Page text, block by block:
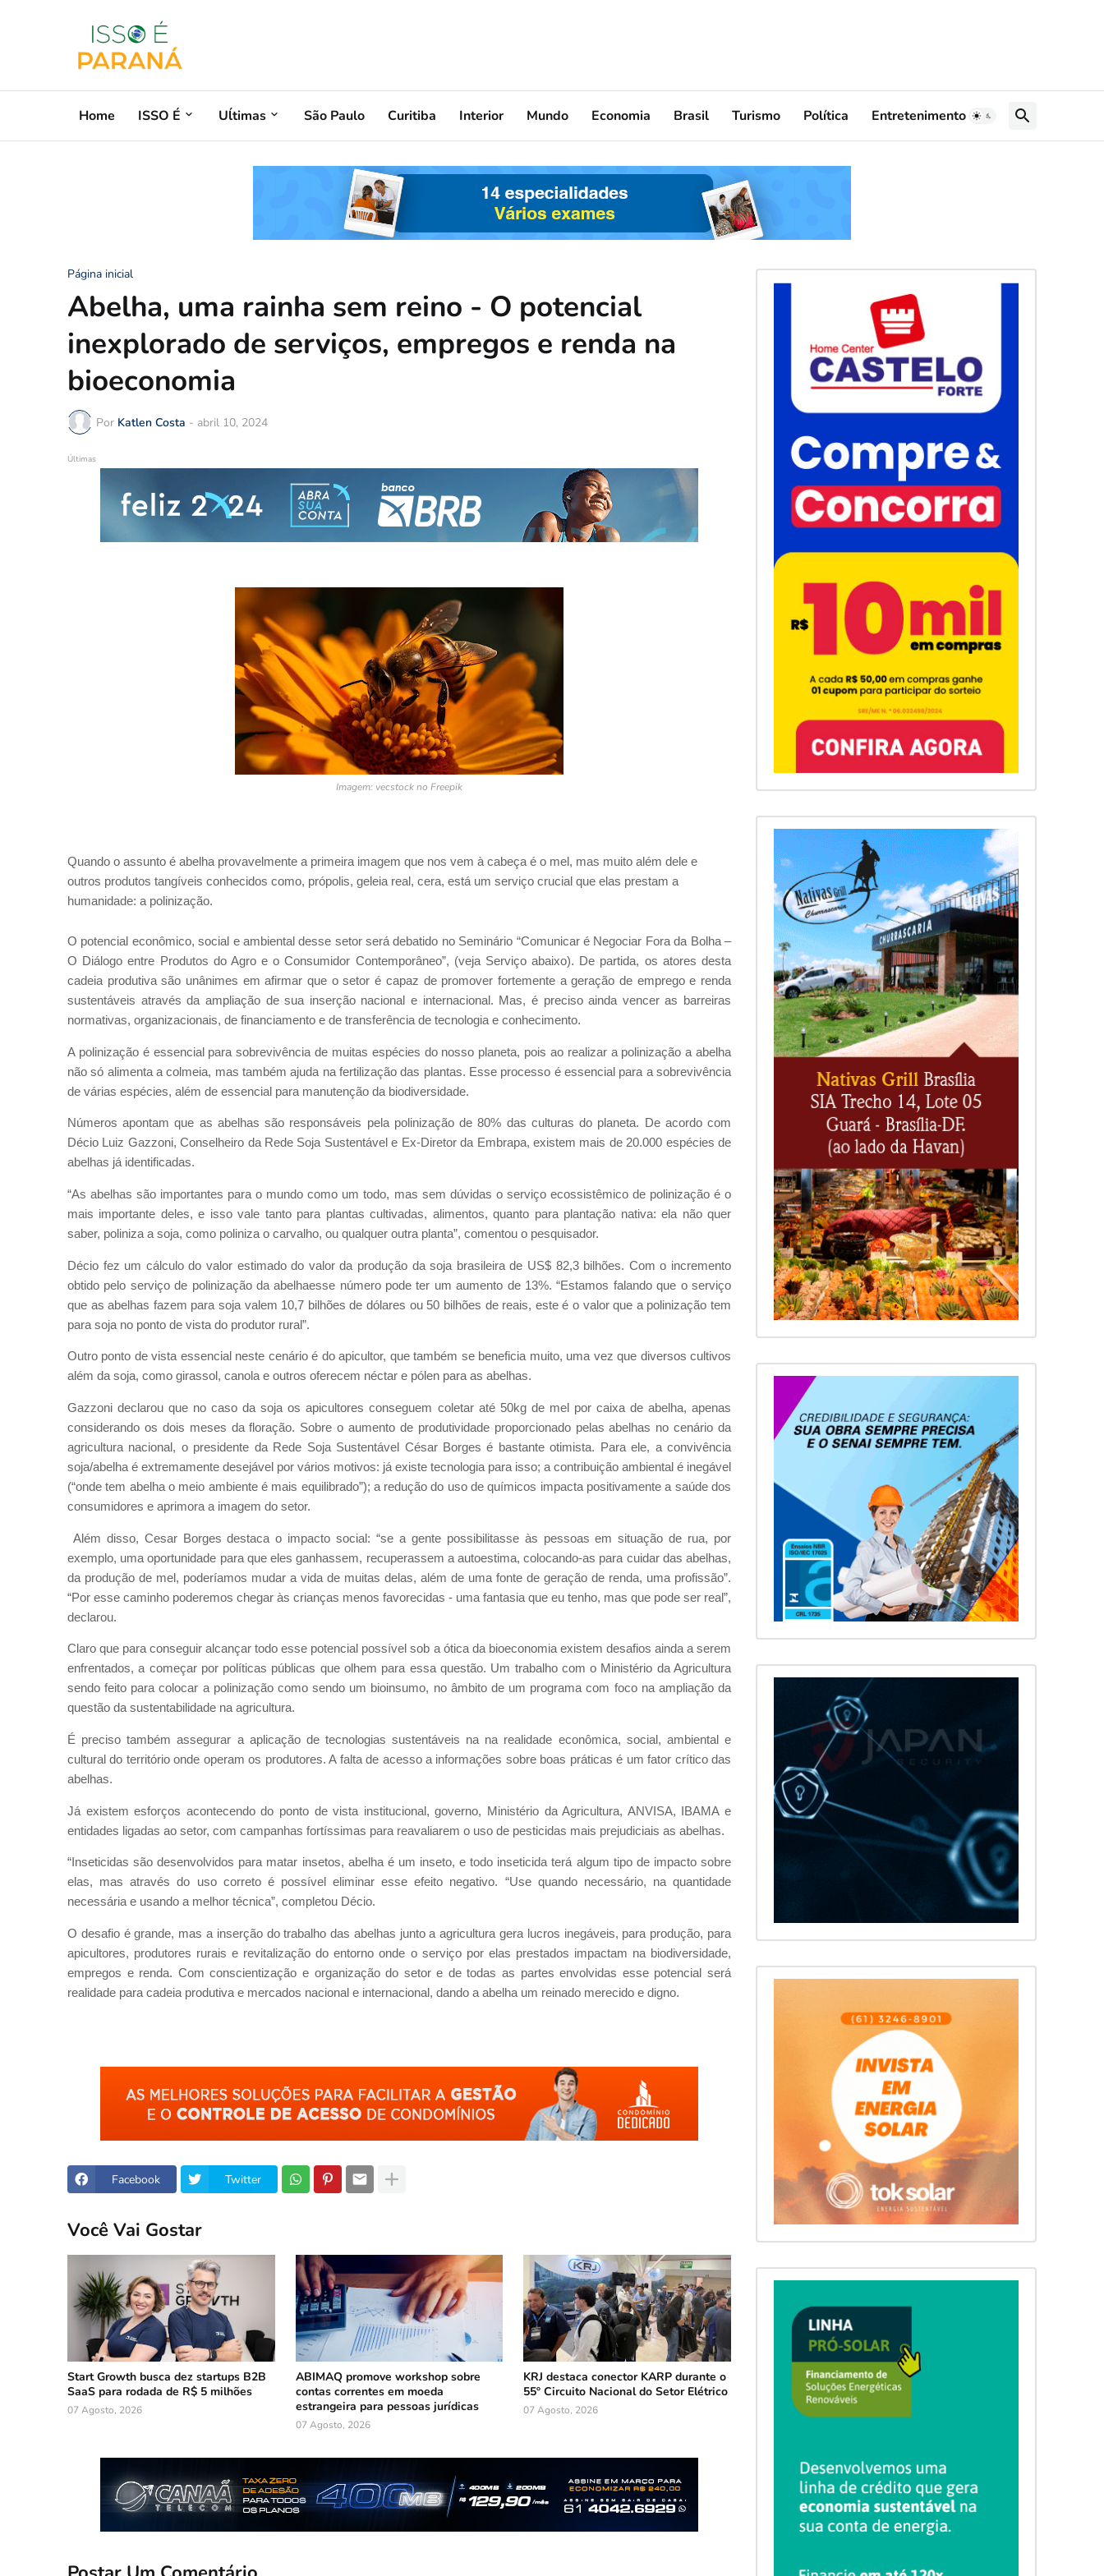
Home ISSO É Uĺtimas São Paulo Curitiba Interior Mundo Economia Brasil Turismo Política Entretenimento
Página inicial
Abelha, uma rainha sem reino - O potencial
inexplorado de serviços, empregos e renda na
bioeconomia
Por Katlen Costa - abril 10, 2024
Últimas
Imagem: vecstock no Freepik
Quando o assunto é abelha provavelmente a primeira imagem que nos vem à cabeça é o mel, mas muito além dele e
outros produtos tangíveis conhecidos como, própolis, geleia real, cera, está um serviço crucial que elas prestam a
humanidade: a polinização.
O potencial econômico, social e ambiental desse setor será debatido no Seminário “Comunicar é Negociar Fora da Bolha –
O Diálogo entre Produtos do Agro e o Consumidor Contemporâneo”, (veja Serviço abaixo). De partida, os atores desta
cadeia produtiva são unânimes em afirmar que o setor é capaz de promover fortemente a geração de emprego e renda
sustentáveis através da ampliação de sua inserção nacional e internacional. Mas, é preciso ainda vencer as barreiras
normativas, organizacionais, de financiamento e de transferência de tecnologia e conhecimento.
A polinização é essencial para sobrevivência de muitas espécies do nosso planeta, pois ao realizar a polinização a abelha
não só alimenta a colmeia, mas também ajuda na fertilização das plantas. Esse processo é essencial para a sobrevivência
de várias espécies, além de essencial para manutenção da biodiversidade.
Números apontam que as abelhas são responsáveis pela polinização de 80% das culturas do planeta. De acordo com
Décio Luiz Gazzoni, Conselheiro da Rede Soja Sustentável e Ex-Diretor da Embrapa, existem mais de 20.000 espécies de
abelhas já identificadas.
“As abelhas são importantes para o mundo como um todo, mas sem dúvidas o serviço ecossistêmico de polinização é o
mais importante deles, e isso vale tanto para plantas cultivadas, alimentos, quanto para plantação nativa: ela não quer
saber, poliniza a soja, como poliniza o carvalho, ou qualquer outra planta”, comentou o pesquisador.
Décio fez um cálculo do valor estimado do valor da produção da soja brasileira de US$ 82,3 bilhões. Com o incremento
obtido pelo serviço de polinização da abelhaesse número pode ter um aumento de 13%. “Estamos falando que o serviço
que as abelhas fazem para soja valem 10,7 bilhões de dólares ou 50 bilhões de reais, este é o valor que a polinização tem
para soja no ponto de vista do produtor rural”.
Outro ponto de vista essencial neste cenário é do apicultor, que também se beneficia muito, uma vez que diversos cultivos
além da soja, como girassol, canola e outros oferecem néctar e pólen para as abelhas.
Gazzoni declarou que no caso da soja os apicultores conseguem coletar até 50kg de mel por caixa de abelha, apenas
considerando os dois meses da floração. Sobre o aumento de produtividade proporcionado pelas abelhas no cenário da
agricultura nacional, o presidente da Rede Soja Sustentável César Borges é bastante otimista. Para ele, a convivência
soja/abelha é extremamente desejável por vários motivos: já existe tecnologia para isso; a contribuição ambiental é inegável
(“onde tem abelha o meio ambiente é mais equilibrado”); a redução do uso de químicos impacta positivamente a saúde dos
consumidores e aprimora a imagem do setor.
Além disso, Cesar Borges destaca o impacto social: “se a gente possibilitasse às pessoas em situação de rua, por
exemplo, uma oportunidade para que eles ganhassem, recuperassem a autoestima, colocando-as para cuidar das abelhas,
da produção de mel, poderíamos mudar a vida de muitas delas, além de uma fonte de geração de renda, uma profissão”.
“Por esse caminho poderemos chegar às crianças menos favorecidas - uma fantasia que eu tenho, mas que pode ser real”,
declarou.
Claro que para conseguir alcançar todo esse potencial possível sob a ótica da bioeconomia existem desafios ainda a serem
enfrentados, a começar por políticas públicas que olhem para essa questão. Um trabalho com o Ministério da Agricultura
sendo feito para colocar a polinização como sendo um bioinsumo, no âmbito de um programa com foco na ampliação da
questão da sustentabilidade na agricultura.
É preciso também assegurar a aplicação de tecnologias sustentáveis na na realidade econômica, social, ambiental e
cultural do território onde operam os produtores. A falta de acesso a informações sobre boas práticas é um fator crítico das
abelhas.
Já existem esforços acontecendo do ponto de vista institucional, governo, Ministério da Agricultura, ANVISA, IBAMA e
entidades ligadas ao setor, com campanhas fortíssimas para reavaliarem o uso de pesticidas mais prejudiciais as abelhas.
“Inseticidas são desenvolvidos para matar insetos, abelha é um inseto, e todo inseticida terá algum tipo de impacto sobre
elas, mas através do uso correto é possível eliminar esse efeito negativo. “Use quando necessário, na quantidade
necessária e usando a melhor técnica”, completou Décio.
O desafio é grande, mas a inserção do trabalho das abelhas junto a agricultura gera lucros inegáveis, para produção, para
apicultores, produtores rurais e revitalização do entorno onde o serviço por elas prestados impactam na biodiversidade,
empregos e renda. Com conscientização e organização do setor e de todas as partes envolvidas esse potencial será
realidade para cadeia produtiva e mercados nacional e internacional, dando a abelha um reinado merecido e digno.
Facebook Twitter
Você Vai Gostar
Start Growth busca dez startups B2B
SaaS para rodada de R$ 5 milhões
07 Agosto, 2026
ABIMAQ promove workshop sobre
contas correntes em moeda
estrangeira para pessoas jurídicas
07 Agosto, 2026
KRJ destaca conector KARP durante o
55º Circuito Nacional do Setor Elétrico
07 Agosto, 2026